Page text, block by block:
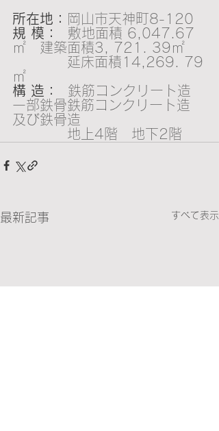
所在地：
岡山市天神町8-120
規 模：
  敷地面積 6,047.67
㎡　建築面積3, 721. 39㎡
延床面積14,269. 79
㎡
構 造：
  鉄筋コンクリート造
一部鉄骨鉄筋コンクリート造
及び鉄骨造
地上4階　地下2階
最新記事 すべて表示